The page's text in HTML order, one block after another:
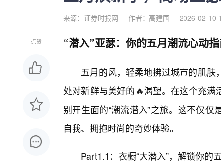
来源：证券时报网 作者：高建国 2026-02-10
点赞 “潜入”亚瑟：你的五月潮流心动
五月的风，轻柔地拂过城市的肌
处对新鲜与美好的🔥渴望。在这个充
别开生面的“潮流潜入”之旅。这不仅
自我、拥抱时尚的奇妙体验。
Part1.1：衣橱“大潜入”，解锁你的